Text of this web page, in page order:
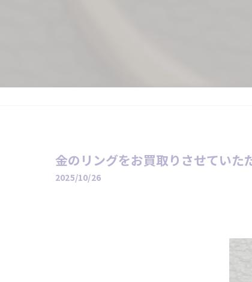
金のリングをお買取りさせていた
2025/10/26